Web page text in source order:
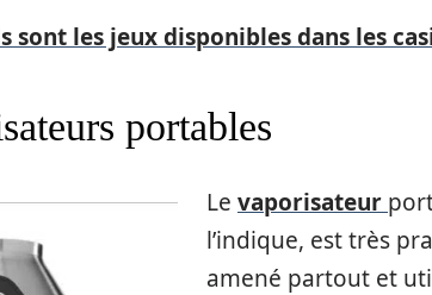
sont les jeux disponibles dans les
portables
Le vaporisateur
l’indique, est très
amené partout et